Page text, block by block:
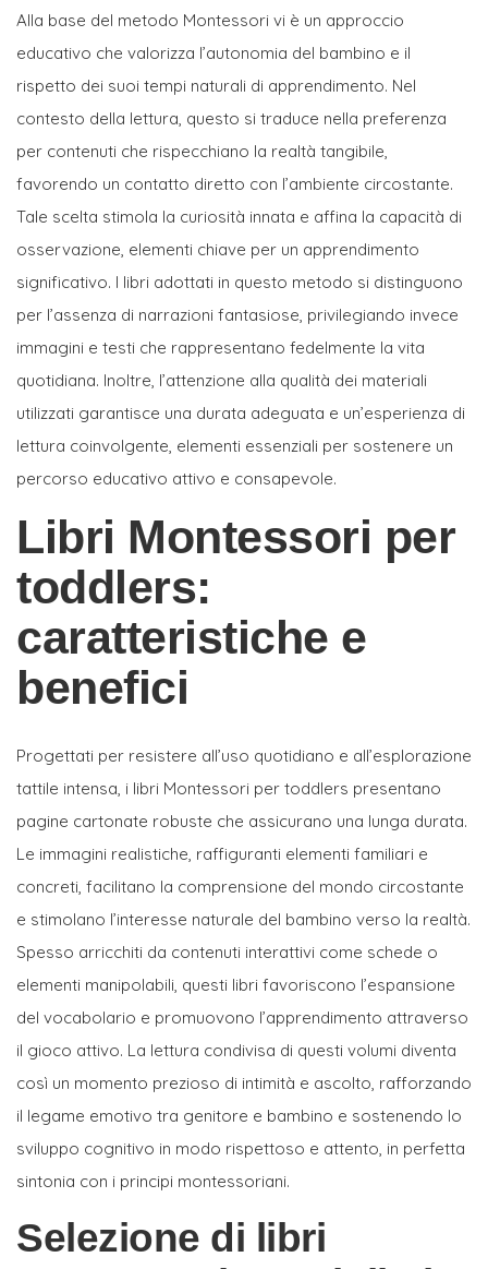
Alla base del metodo Montessori vi è un approccio
educativo che valorizza l’autonomia del bambino e il
rispetto dei suoi tempi naturali di apprendimento. Nel
contesto della lettura, questo si traduce nella preferenza
per contenuti che rispecchiano la realtà tangibile,
favorendo un contatto diretto con l’ambiente circostante.
Tale scelta stimola la curiosità innata e affina la capacità di
osservazione, elementi chiave per un apprendimento
significativo. I libri adottati in questo metodo si distinguono
per l’assenza di narrazioni fantasiose, privilegiando invece
immagini e testi che rappresentano fedelmente la vita
quotidiana. Inoltre, l’attenzione alla qualità dei materiali
utilizzati garantisce una durata adeguata e un’esperienza di
lettura coinvolgente, elementi essenziali per sostenere un
percorso educativo attivo e consapevole.
Libri Montessori per
toddlers:
caratteristiche e
benefici
Progettati per resistere all’uso quotidiano e all’esplorazione
tattile intensa, i libri Montessori per toddlers presentano
pagine cartonate robuste che assicurano una lunga durata.
Le immagini realistiche, raffiguranti elementi familiari e
concreti, facilitano la comprensione del mondo circostante
e stimolano l’interesse naturale del bambino verso la realtà.
Spesso arricchiti da contenuti interattivi come schede o
elementi manipolabili, questi libri favoriscono l’espansione
del vocabolario e promuovono l’apprendimento attraverso
il gioco attivo. La lettura condivisa di questi volumi diventa
così un momento prezioso di intimità e ascolto, rafforzando
il legame emotivo tra genitore e bambino e sostenendo lo
sviluppo cognitivo in modo rispettoso e attento, in perfetta
sintonia con i principi montessoriani.
Selezione di libri